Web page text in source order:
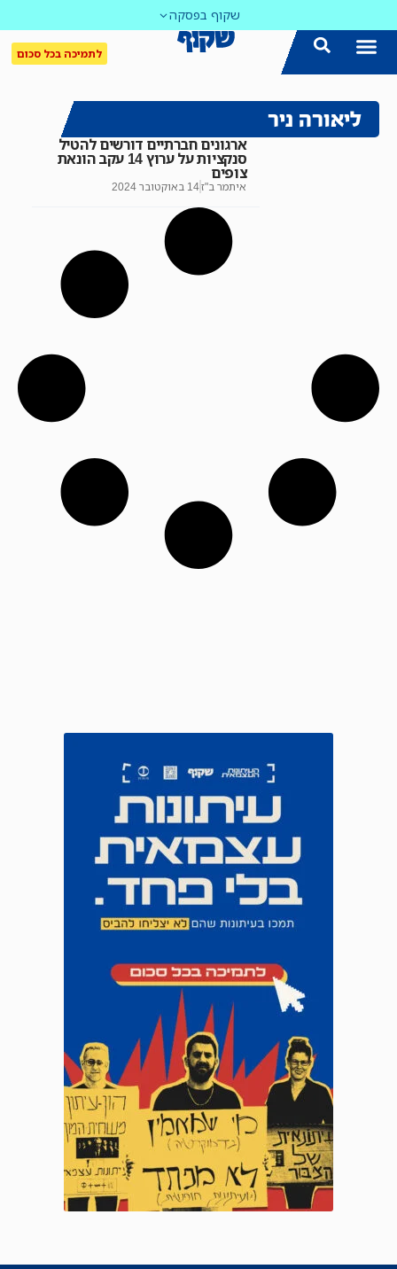
שקוף בפסקה
לתמיכה בכל סכום
ליאורה ניר
ארגונים חברתיים דורשים להטיל
סנקציות על ערוץ 14 עקב הונאת
צופים
איתמר ב"ז14 באוקטובר 2024